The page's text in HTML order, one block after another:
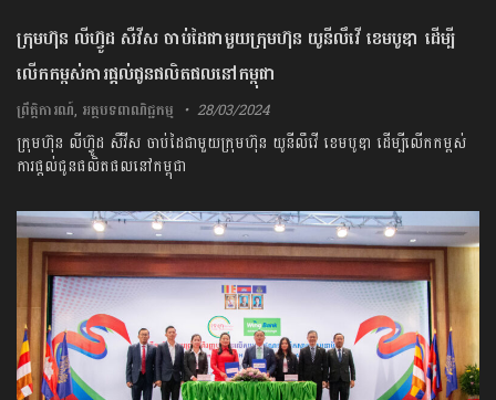
ក្រុមហ៊ុន លីហ៊្វូដ សឺវីស ចាប់ដៃជាមួយក្រុមហ៊ុន យូនីលឹវើ ខេមបូឌា ដើម្បី
លើកកម្ពស់ការផ្តល់ជូនផលិតផលនៅកម្ពុជា
ព្រឹត្តិការណ៍, អត្ថបទពាណិជ្ជកម្ម 28/03/2024
ក្រុមហ៊ុន លីហ៊្វូដ សឺវីស ចាប់ដៃជាមួយក្រុមហ៊ុន យូនីលឹវើ ខេមបូឌា ដើម្បីលើកកម្ពស់
ការផ្តល់ជូនផលិតផលនៅកម្ពុជា